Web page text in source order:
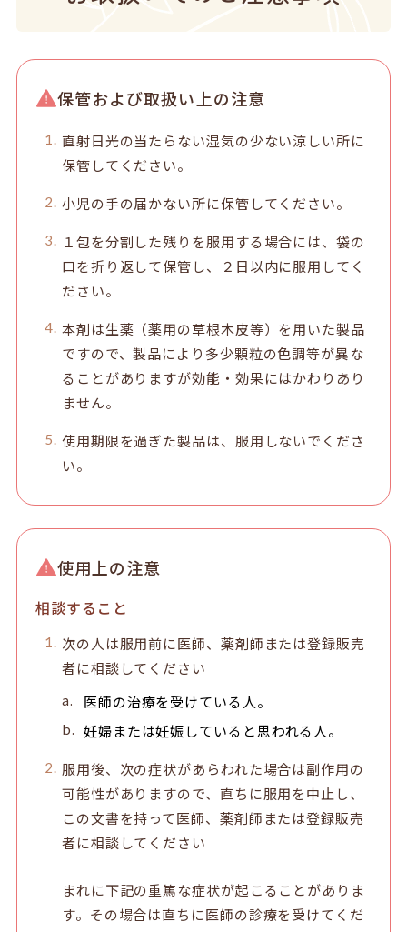
保管および取扱い上の注意
直射日光の当たらない湿気の少ない涼しい所に
保管してください。
小児の手の届かない所に保管してください。
１包を分割した残りを服用する場合には、袋の
口を折り返して保管し、２日以内に服用してく
ださい。
本剤は生薬（薬用の草根木皮等）を用いた製品
ですので、製品により多少顆粒の色調等が異な
ることがありますが効能・効果にはかわりあり
ません。
使用期限を過ぎた製品は、服用しないでくださ
い。
使用上の注意
相談すること
次の人は服用前に医師、薬剤師または登録販売
者に相談してください
医師の治療を受けている人。
妊婦または妊娠していると思われる人。
服用後、次の症状があらわれた場合は副作用の
可能性がありますので、直ちに服用を中止し、
この文書を持って医師、薬剤師または登録販売
者に相談してください
まれに下記の重篤な症状が起こることがありま
す。その場合は直ちに医師の診療を受けてくだ